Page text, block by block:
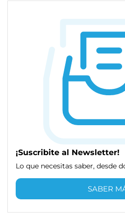
¡Suscribite al Newsletter!
Lo que necesitas saber, desde
SABER